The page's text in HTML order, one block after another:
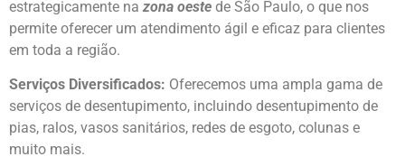
estrategicamente na zona oeste de São Paulo, o que nos
permite oferecer um atendimento ágil e eficaz para clientes
em toda a região.
Serviços Diversificados: Oferecemos uma ampla gama de
serviços de desentupimento, incluindo desentupimento de
pias, ralos, vasos sanitários, redes de esgoto, colunas e
muito mais.